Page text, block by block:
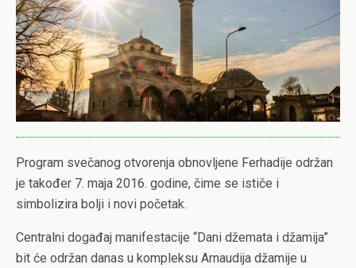
Program svečanog otvorenja obnovljene Ferhadije održan
je također 7. maja 2016. godine, čime se ističe i
simbolizira bolji i novi početak.
Centralni događaj manifestacije “Dani džemata i džamija”
bit će održan danas u kompleksu Arnaudija džamije u